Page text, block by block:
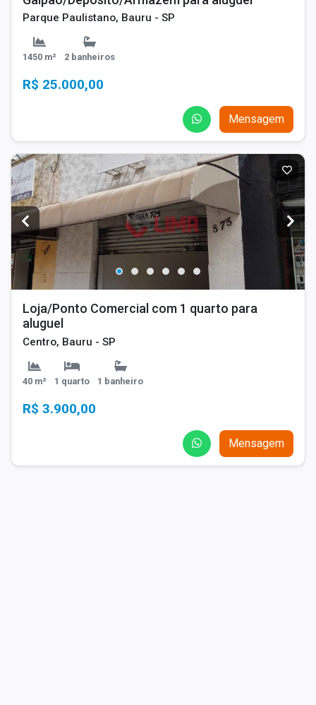
Parque Paulistano, Bauru - SP
1450 m² 2 banheiros
R$ 25.000,00
Mensagem
Loja/Ponto Comercial com 1 quarto para
aluguel
Centro, Bauru - SP
40 m² 1 quarto 1 banheiro
R$ 3.900,00
Mensagem